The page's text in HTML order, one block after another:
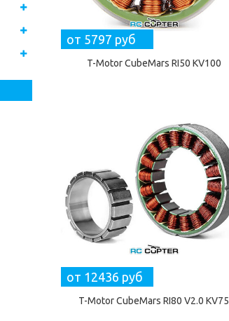
от 5797 руб
T-Motor CubeMars RI50 KV100
от 12436 руб
T-Motor CubeMars RI80 V2.0 KV75